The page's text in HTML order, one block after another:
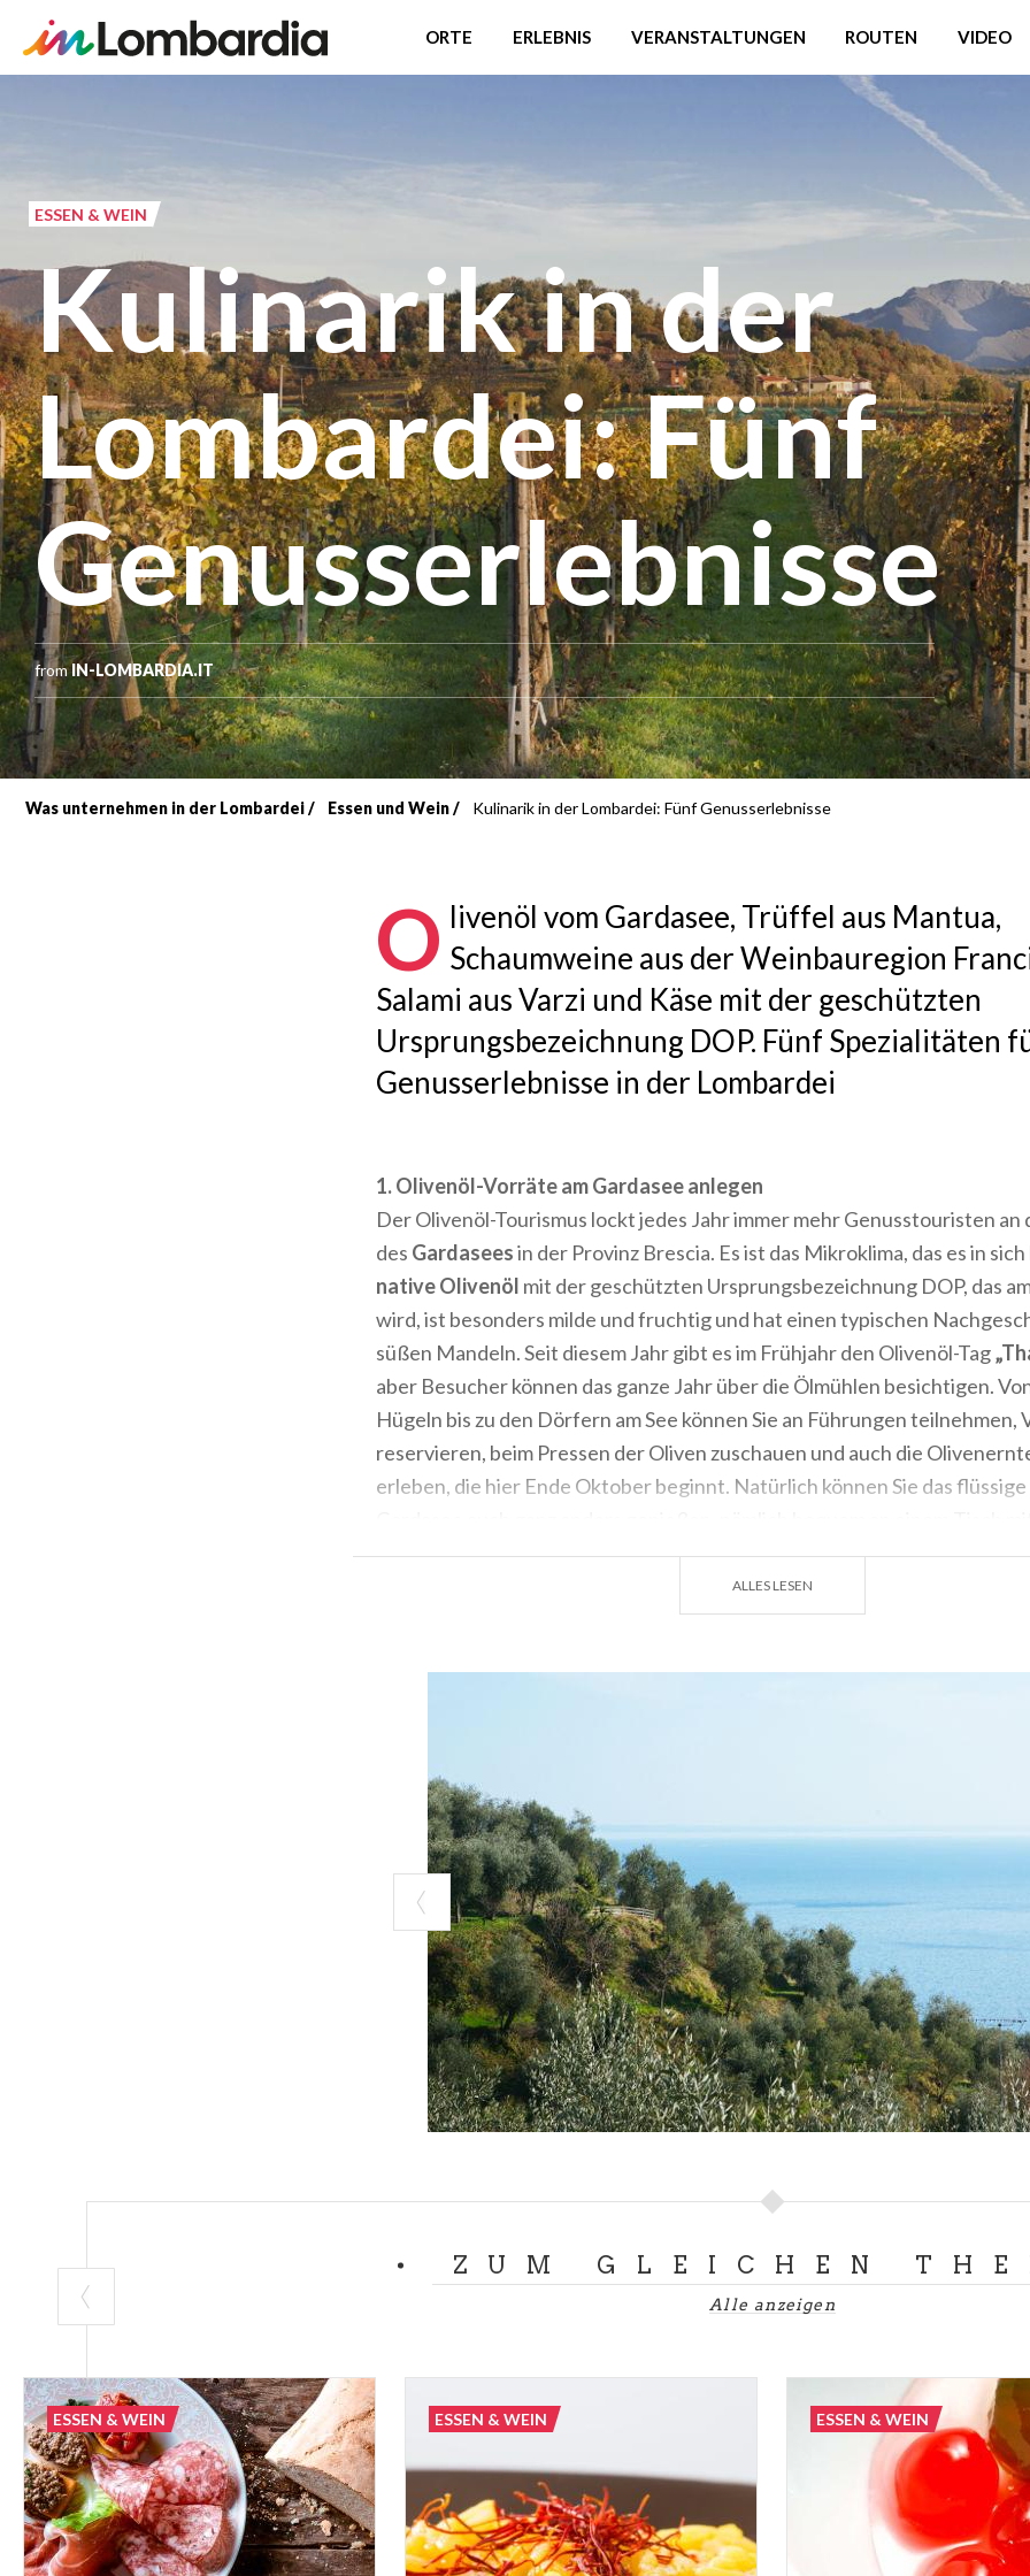
ORTE ERLEBNIS VERANSTALTUNGEN ROUTEN VIDEO
ESSEN & WEIN
Kulinarik in der
Lombardei: Fünf
Genusserlebnisse
fromIN-LOMBARDIA.IT
Was unternehmen in der Lombardei Essen und Wein Kulinarik in der Lombardei: Fünf Genusserlebnisse
O livenöl vom Gardasee, Trüffel aus Mantua,
Schaumweine aus der Weinbauregion
Salami aus Varzi und Käse mit der geschützten
Ursprungsbezeichnung DOP. Fünf Spezialitäten
Genusserlebnisse in der Lombardei
1. Olivenöl-Vorräte am Gardasee anlegen
Der Olivenöl-Tourismus lockt jedes Jahr immer mehr Genusstouristen
des Gardaseesin der Provinz Brescia. Es ist das Mikroklima, das es in
native Olivenöl mit der geschützten Ursprungsbezeichnung DOP, das
wird, ist besonders milde und fruchtig und hat einen typischen
süßen Mandeln. Seit diesem Jahr gibt es im Frühjahr den Olivenöl-Tag
aber Besucher können das ganze Jahr über die Ölmühlen besichtigen.
Hügeln bis zu den Dörfern am See können Sie an Führungen teilnehmen,
reservieren, beim Pressen der Oliven zuschauen und auch die
erleben, die hier Ende Oktober beginnt. Natürlich können Sie das flüssige
See.
ist der Herbst auch
sagt, im Frühling gibt), das
zieht sich von Quistello bis Felonica. Der sandige Boden, die ständigen
und das gemäßigte Klima sind ideale Bedingungen für diese Erdfrüchte,
wachsen eben auch weiße Trüffel,Tuber Magnatum Pico
überhaupt. Mittelpunkt dieses Gebiets ist die Gemeinde Borgofranco sul
Oktober Tuberfood stattfindet, die Nationale Marktmesse für weiße
das Richtige für einen Genussmoment ist. Risotto, Tortelli, Gnocchetti
wird mit den stark duftenden Trüffeln zubereitet, die hier „trifula“
3. Weinproben in der Region Franciacorta
zu Fuß oder mit dem Rad an den Weinbergen mit Pinot Nero-, Pinot
Chardonnay-Trauben vorbeiziehen. Und mindestens einen Tag lang sich
nehmen und nichts anderes tun müssen als zwischen Bianco, Satèn oder
Die perfekte Einstellung für eine Tour in die Weinbauregion
einer Art meditativer Versunkenheit. Absolutes Highlight ist das
Schaumweinkellereien sind das ganze Jahr über geöffnet. Nehmen Sie
zwischen zwei Weinproben das Kloster
San Pietro in Lamosaund die
zu besuchen, die beide den Kluniazenser-Mönchen gehörten. Die
Unserer Lieben Frau vom Schnee in Adro und die Mönche des
Rovato haben eine eigene Franciacorta-Schaumweinproduktion. Mit
Kloster wird das meditative Erlebnis noch intensiver.
ALLES LESEN
ZUM GLEICHEN
Alle anzeigen
ESSEN & WEIN ESSEN & WEIN ESSEN & WEIN